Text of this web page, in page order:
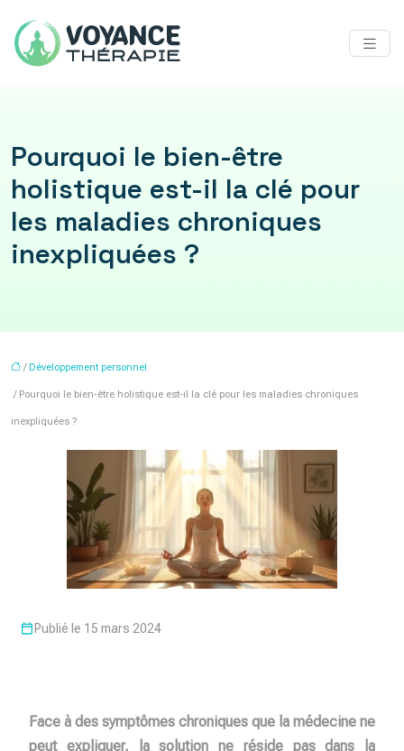
Pourquoi le bien-être
holistique est-il la clé pour
les maladies chroniques
inexpliquées ?
/ Développement personnel
/ Pourquoi le bien-être holistique est-il la clé pour les maladies chroniques
inexpliquées ?
Publié le 15 mars 2024
Face à des symptômes chroniques que la médecine ne
peut expliquer, la solution ne réside pas dans la